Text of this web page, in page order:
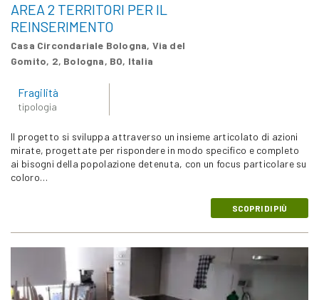
AREA 2 TERRITORI PER IL
REINSERIMENTO
Casa Circondariale Bologna, Via del
Gomito, 2, Bologna, BO, Italia
Fragilità
tipologia
Il progetto si sviluppa attraverso un insieme articolato di azioni
mirate, progettate per rispondere in modo specifico e completo
ai bisogni della popolazione detenuta, con un focus particolare su
coloro…
SCOPRI DI PIÙ